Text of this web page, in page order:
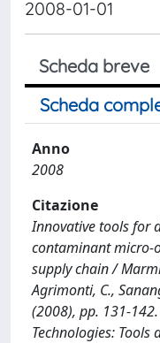
2008-01-01
Scheda breve
Scheda
Anno
2008
Citazione
Innovative tools for
contaminant micro-
supply chain /
Agrimonti, C.,
(2008), pp. 131-
Technologies: